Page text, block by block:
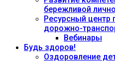
бережливой
Ресурсный центр
дорожно-
Вебинары
Будь здоров!
Оздоровление